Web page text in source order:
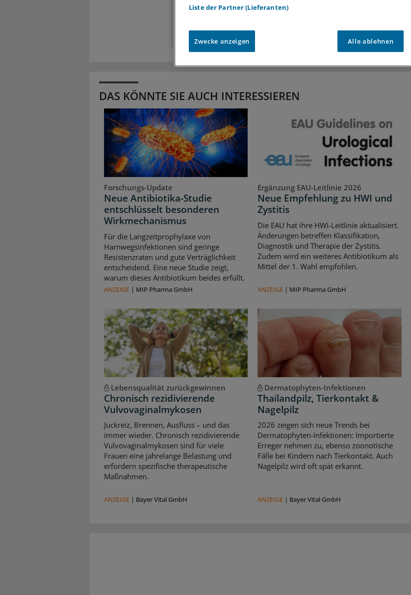
Zugriff auf allemedizinischen Berichte und Kommentare
Voraussetzungen für den Zugang
DAS KÖNNTE SIE AUCH INTERESSIEREN
Forschungs-Update
Neue Antibiotika-Studie
entschlüsselt besonderen
Wirkmechanismus
Für die Langzeitprophylaxe von
Harnwegsinfektionen sind geringe
Resistenzraten und gute Verträglichkeit
entscheidend. Eine neue Studie zeigt,
warum dieses Antibiotikum beides erfüllt.
ANZEIGE | MIP Pharma GmbH
Ergänzung EAU-Leitlinie 2026
Neue Empfehlung zu HWI und
Zystitis
Die EAU hat ihre HWI-Leitlinie aktualisiert.
Änderungen betreffen Klassifikation,
Diagnostik und Therapie der Zystitis.
Zudem wird ein weiteres Antibiotikum als
Mittel der 1. Wahl empfohlen.
ANZEIGE | MIP Pharma GmbH
Lebensqualität zurückgewinnen
Chronisch rezidivierende
Vulvovaginalmykosen
Juckreiz, Brennen, Ausfluss – und das
immer wieder. Chronisch rezidivierende
Vulvovaginalmykosen sind für viele
Frauen eine jahrelange Belastung und
erfordern spezifische therapeutische
Maßnahmen.
ANZEIGE | Bayer Vital GmbH
Dermatophyten-Infektionen
Thailandpilz, Tierkontakt &
Nagelpilz
2026 zeigen sich neue Trends bei
Dermatophyten-Infektionen: Importierte
Erreger nehmen zu, ebenso zoonotische
Fälle bei Kindern nach Tierkontakt. Auch
Nagelpilz wird oft spät erkannt.
ANZEIGE | Bayer Vital GmbH
Liste der Partner (Lieferanten)
Zwecke anzeigen Alle ablehnen